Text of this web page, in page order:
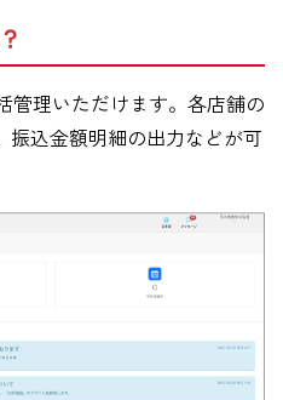
管理いただけます。各店舗の
振込金額明細の出力などが可